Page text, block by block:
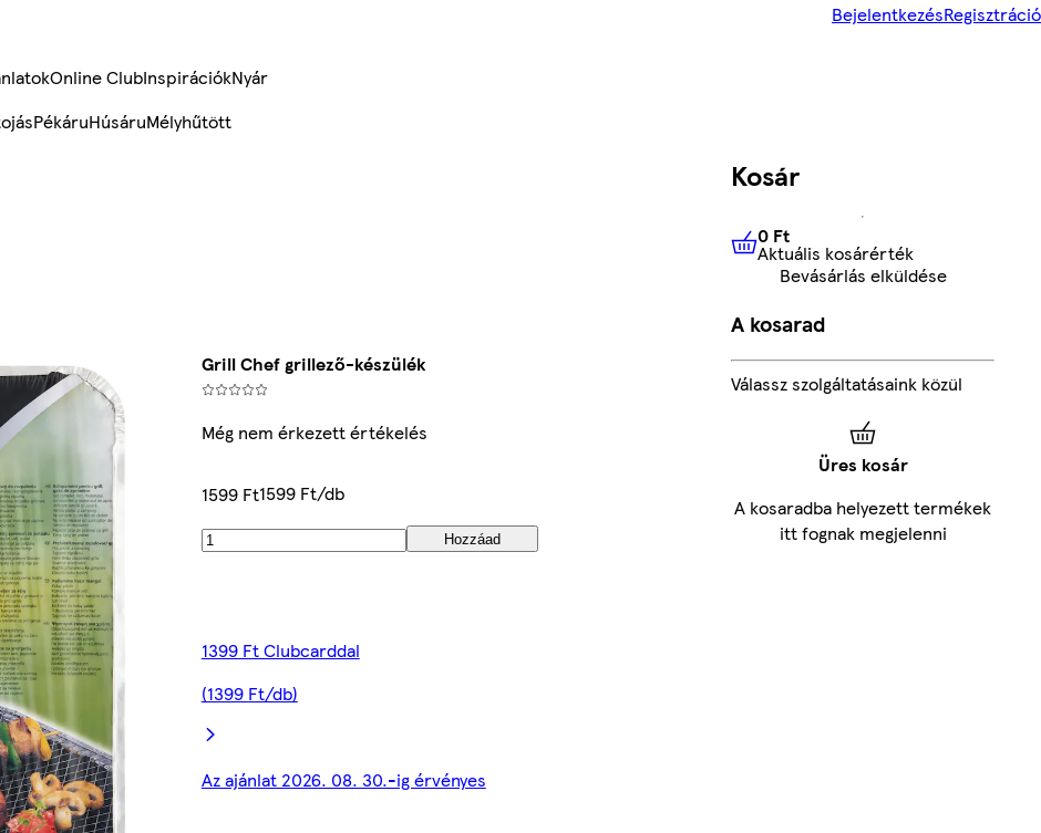
BejelentkezésRegisztráció
Online ClubInspirációkNyár
PékáruHúsáruMélyhűtött
Grill Chef grillező-készülék
Még nem érkezett értékelés
1599 Ft1599 Ft/db
Hozzáad
1399 Ft Clubcarddal
(1399 Ft/db)
Az ajánlat 2026. 08. 30.-ig érvényes
Kosár
0 FtAktuális kosárérték
0 Ft
Aktuális kosárérték
Bevásárlás elküldése
A kosarad
Válassz szolgáltatásaink közül
Üres kosár
A kosaradba helyezett termékek
itt fognak megjelenni